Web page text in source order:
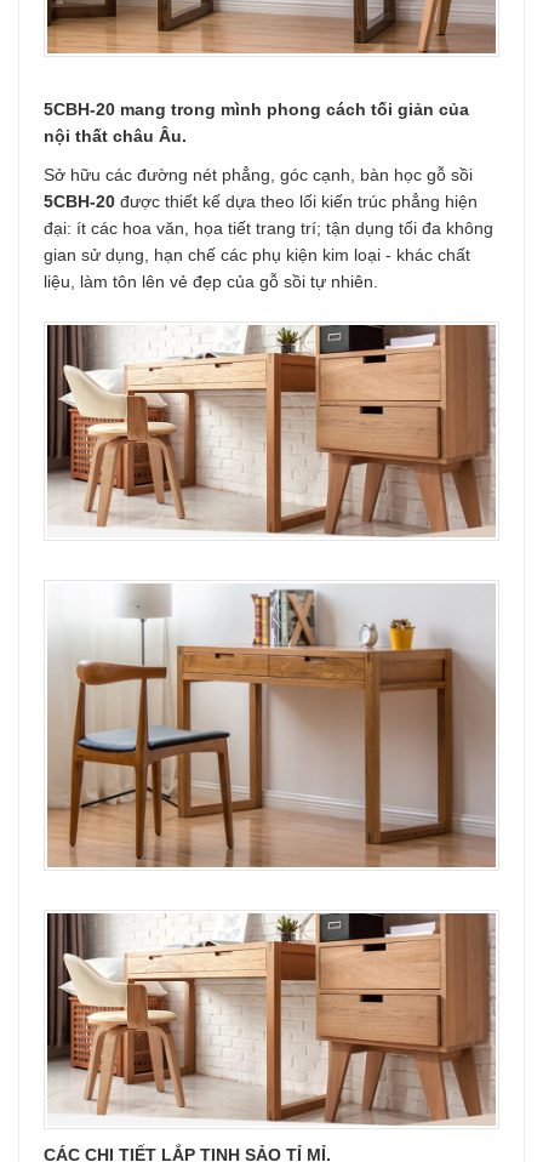
5CBH-20 mang trong mình phong cách tối giản của
nội thất châu Âu.
Sở hữu các đường nét phẳng, góc cạnh, bàn học gỗ sồi
5CBH-20 được thiết kế dựa theo lối kiến trúc phẳng hiện
đại: ít các hoa văn, họa tiết trang trí; tận dụng tối đa không
gian sử dụng, hạn chế các phụ kiện kim loại - khác chất
liệu, làm tôn lên vẻ đẹp của gỗ sồi tự nhiên.
CÁC CHI TIẾT LẮP TINH SẢO TỈ MỈ.